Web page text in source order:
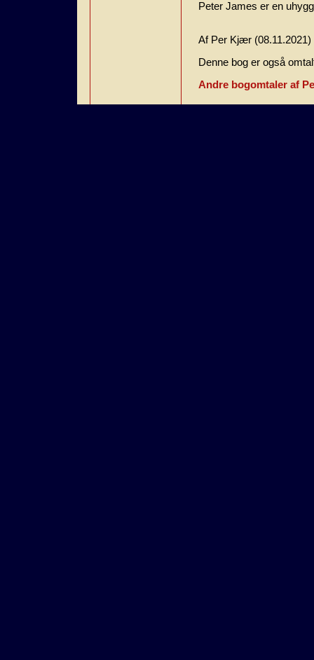
Peter James er en
Af Per Kjær (08.11.2021)
Denne bog er også
Andre bogomtaler af